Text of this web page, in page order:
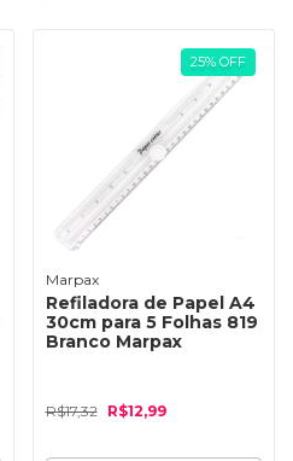
25% OFF
Marpax
Refiladora de Papel A4
30cm para 5 Folhas 819
Branco Marpax
R$17,32 R$12,99